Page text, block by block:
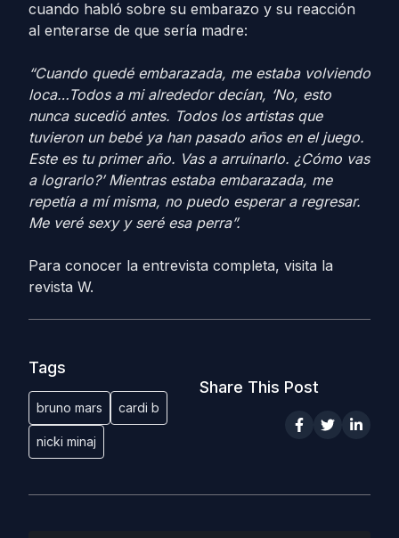
cuando habló sobre su embarazo y su reacción
al enterarse de que sería madre:
“Cuando quedé embarazada, me estaba volviendo
loca…Todos a mi alrededor decían, ‘No, esto
nunca sucedió antes. Todos los artistas que
tuvieron un bebé ya han pasado años en el juego.
Este es tu primer año. Vas a arruinarlo. ¿Cómo vas
a lograrlo?’ Mientras estaba embarazada, me
repetía a mí misma, no puedo esperar a regresar.
Me veré sexy y seré esa perra”.
Para conocer la entrevista completa, visita la
revista W.
Tags
bruno mars cardi b
nicki minaj
Share This Post